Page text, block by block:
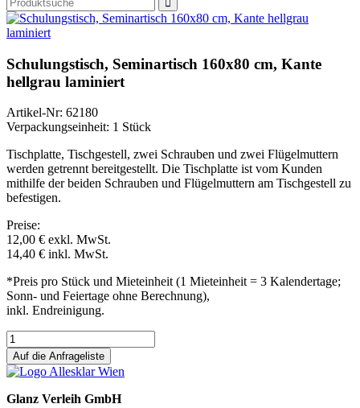
Schulungstisch, Seminartisch 160x80 cm, Kante
hellgrau laminiert
Artikel-Nr: 62180
Verpackungseinheit: 1 Stück
Tischplatte, Tischgestell, zwei Schrauben und zwei Flügelmuttern
werden getrennt bereitgestellt. Die Tischplatte ist vom Kunden
mithilfe der beiden Schrauben und Flügelmuttern am Tischgestell zu
befestigen.
Preise:
12,00 € exkl. MwSt.
14,40 € inkl. MwSt.
*Preis pro Stück und Mieteinheit (1 Mieteinheit = 3 Kalendertage;
Sonn- und Feiertage ohne Berechnung),
inkl. Endreinigung.
Auf die Anfrageliste
Glanz Verleih GmbH